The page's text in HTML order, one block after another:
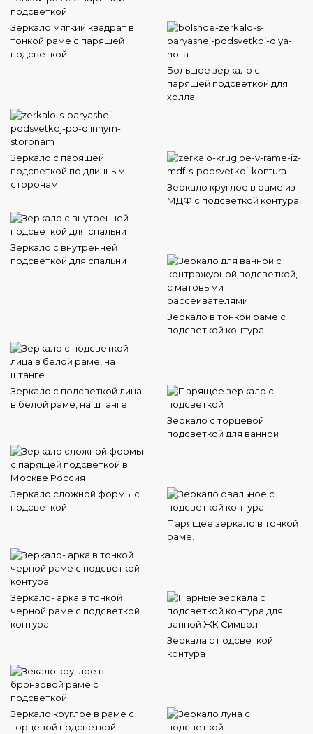
Зеркало мягкий квадрат в
тонкой раме с парящей
подсветкой
Большое зеркало с
парящей подсветкой для
холла
Зеркало с парящей
подсветкой по длинным
сторонам
Зеркало круглое в раме из
МДФ с подсветкой контура
Зеркало с внутренней
подсветкой для спальни
Зеркало в тонкой раме с
подсветкой контура
Зеркало с подсветкой лица
в белой раме, на штанге
Зеркало с торцевой
подсветкой для ванной
Зеркало сложной формы с
подсветкой
Парящее зеркало в тонкой
раме.
Зеркало- арка в тонкой
черной раме с подсветкой
контура
Зеркала с подсветкой
контура
Зеркало круглое в раме с
торцевой подсветкой